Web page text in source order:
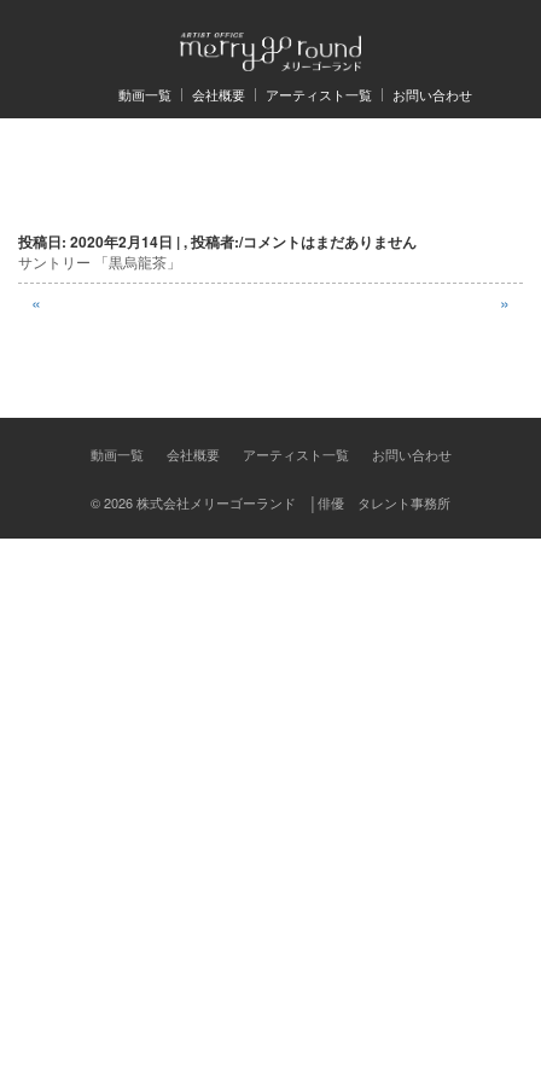
動画一覧 会社概要 アーティスト一覧 お問い合わせ
投稿日: 2020年2月14日 | , 投稿者:/コメントはまだありません
サントリー 「黒烏龍茶」
投
稿
ナ
ー
ン
« »
動画一覧 会社概要 アーティスト一覧 お問い合わせ
© 2026 株式会社メリーゴーランド │俳優 タレント事務所